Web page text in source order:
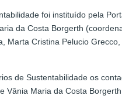
foi instituído pela
da Costa Borgerth
Cristina Pelucio
de Sustentabilidade os
Maria da Costa